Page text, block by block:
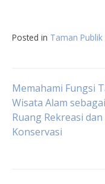
Posted in Taman
Post
Memahami Fungsi
Wisata Alam sebagai
Ruang Rekreasi dan
Konservasi